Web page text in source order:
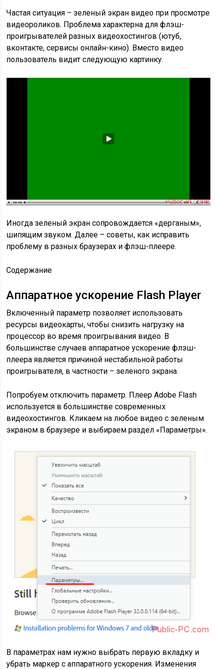
Частая ситуация – зеленый экран видео при просмотре
видеороликов. Проблема характерна для флэш-
проигрывателей разных видеохостингов (ютуб,
вконтакте, сервисы онлайн-кино). Вместо видео
пользователь видит следующую картинку.
Иногда зеленый экран сопровождается «дерганым»,
шипящим звуком. Далее – советы, как исправить
проблему в разных браузерах и флэш-плеере.
Содержание
Аппаратное ускорение Flash Player
Включенный параметр позволяет использовать
ресурсы видеокарты, чтобы снизить нагрузку на
процессор во время проигрывания видео. В
большинстве случаев аппаратное ускорение флэш-
плеера является причиной нестабильной работы
проигрывателя, в частности – зеленого экрана.
Попробуем отключить параметр. Плеер Adobe Flash
используется в большинстве современных
видеохостингов. Кликаем на любое видео с зеленым
экраном в браузере и выбираем раздел «Параметры».
В параметрах нам нужно выбрать первую вкладку и
убрать маркер с аппаратного ускорения. Изменения